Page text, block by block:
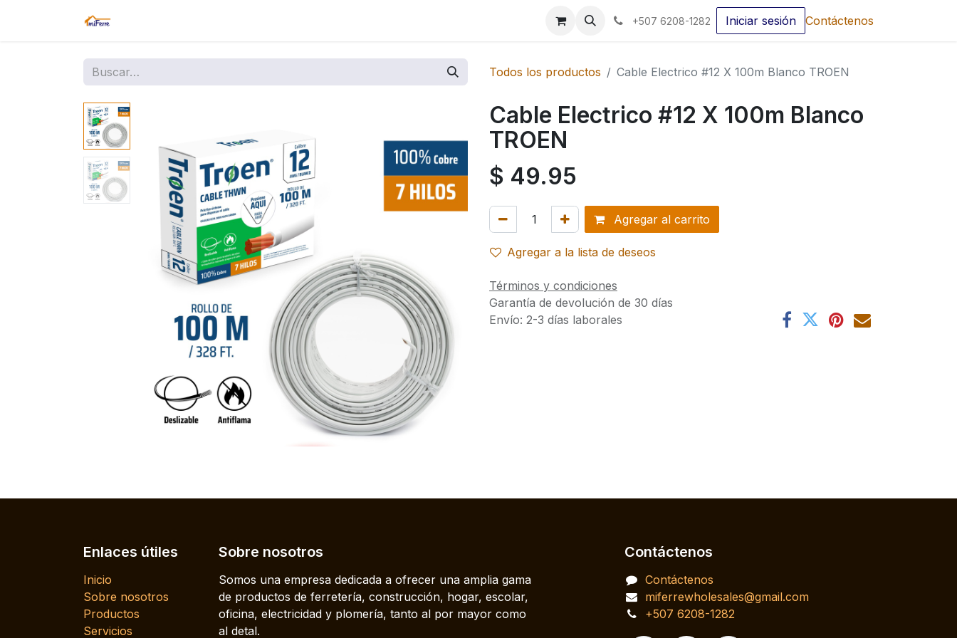
+507 6208-1282 Iniciar sesión Contáctenos
Todos los productos Cable Electrico #12 X 100m Blanco TROEN
Cable Electrico #12 X 100m Blanco
TROEN
$ 49.95
Agregar al carrito
Agregar a la lista de deseos
Términos y condiciones
Garantía de devolución de 30 días
Envío: 2-3 días laborales
Enlaces útiles
Inicio
Sobre nosotros
Productos
Servicios
Sobre nosotros
Somos una empresa dedicada a ofrecer una amplia gama
de productos de ferretería, construcción, hogar, escolar,
oficina, electricidad y plomería, tanto al por mayor como
al detal.
Contáctenos
Contáctenos
miferrewholesales@gmail.com
+507 6208-1282